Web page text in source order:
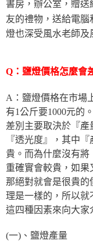
書房，辦公室，贈送
友的禮物，送給電
燈也深受風水老師及
Q：鹽燈價格怎麼會
A：鹽燈價格在市場
有1公斤要1000元的
差別主要取決於『產
『透光度』，其中
貴。而為什麼沒有
重確實會較貴，如
那絕對就會是很貴
理是一樣的，所以
這四種因素來向大家
(一)、鹽燈產量